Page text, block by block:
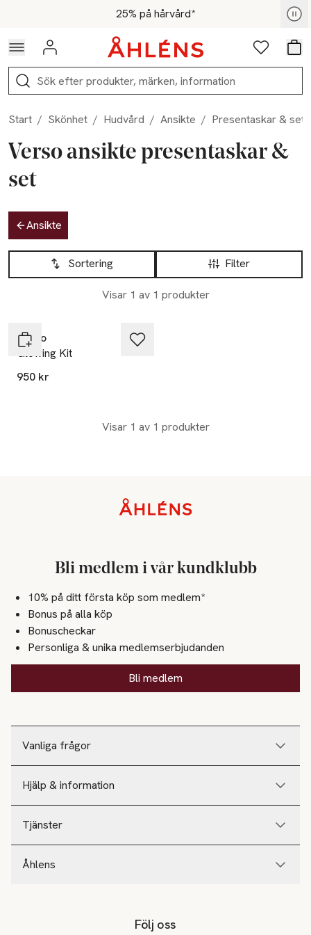
Hoppa till navigationsmenyn25% på hårvård*
För medlemmar - Shoppa nu
Logga in Favoriter
Sök
Start / Skönhet / Hudvård / Ansikte / Presentaskar & set
Verso ansikte presentaskar &
set
Hoppa till produktsidan
Ansikte
Hoppa till produktsidan
Filter
Sortering
Visar 1 av 1 produkter
Lista över produkter
Verso
Glowing Kit
950 kr
Visar 1 av 1 produkter
Vanliga frågor
Hjälp & information
Tjänster
Åhlens
Bli medlem i vår kundklubb
10% på ditt första köp som medlem*
Bonus på alla köp
Bonuscheckar
Personliga & unika medlemserbjudanden
Bli medlem
Följ oss